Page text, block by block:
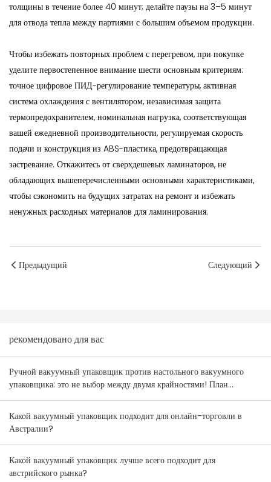
толщины в течение более 40 минут; делайте паузы на 3–5 минут
для отвода тепла между партиями с большим объемом продукции.
Чтобы избежать повторных проблем с перегревом, при покупке
уделите первостепенное внимание шести основным критериям:
точное цифровое ПИД-регулирование температуры, активная
система охлаждения с вентилятором, независимая защита
термопредохранителем, номинальная нагрузка, соответствующая
вашей ежедневной производительности, регулируемая скорость
подачи и конструкция из ABS-пластика, предотвращающая
застревание. Откажитесь от сверхдешевых ламинаторов, не
обладающих вышеперечисленными основными характеристиками,
чтобы сэкономить на будущих затратах на ремонт и избежать
ненужных расходных материалов для ламинирования.
Предыдущий Следующий
рекомендовано для вас
Ручной вакуумный упаковщик против настольного вакуумного
упаковщика: это не выбор между двумя крайностями! План
комбинирования товаров для оптовиков Австралии и Новой
Зеландии.
Какой вакуумный упаковщик подходит для онлайн-торговли в
Австралии?
Какой вакуумный упаковщик лучше всего подходит для
австрийского рынка?